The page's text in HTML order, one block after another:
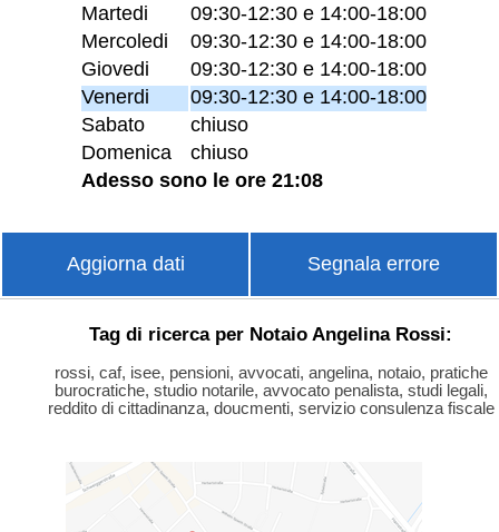
Martedi
09:30-12:30 e 14:00-18:00
Mercoledi
09:30-12:30 e 14:00-18:00
Giovedi
09:30-12:30 e 14:00-18:00
Venerdi
09:30-12:30 e 14:00-18:00
Sabato
chiuso
Domenica
chiuso
Adesso sono le ore 21:08
Aggiorna dati Segnala errore
Tag di ricerca per Notaio Angelina Rossi:
rossi, caf, isee, pensioni, avvocati, angelina, notaio, pratiche
burocratiche, studio notarile, avvocato penalista, studi legali,
reddito di cittadinanza, doucmenti, servizio consulenza fiscale